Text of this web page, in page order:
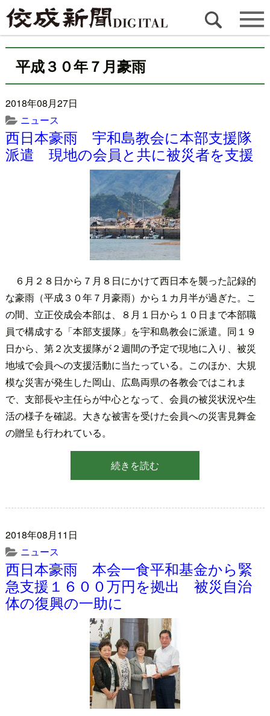
平成３０年７月豪雨
2018年08月27日
ニュース
西日本豪雨 宇和島教会に本部支援隊
派遣 現地の会員と共に被災者を支援
６月２８日から７月８日にかけて西日本を襲った記録的
な豪雨（平成３０年７月豪雨）から１カ月半が過ぎた。こ
の間、立正佼成会本部は、８月１日から１０日まで本部職
員で構成する「本部支援隊」を宇和島教会に派遣。同１９
日から、第２次支援隊が２週間の予定で現地に入り、被災
地域で会員への支援活動に当たっている。このほか、大規
模な災害が発生した岡山、広島両県の各教会ではこれま
で、支部長や主任らが中心となって、会員の被災状況や生
活の様子を確認。大きな被害を受けた会員への災害見舞金
の贈呈も行われている。
続きを読む
2018年08月11日
ニュース
西日本豪雨 本会一食平和基金から緊
急支援１６００万円を拠出 被災自治
体の復興の一助に